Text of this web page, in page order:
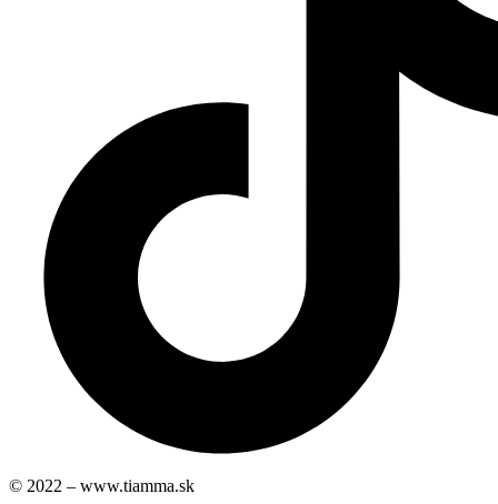
© 2022 – www.tiamma.sk